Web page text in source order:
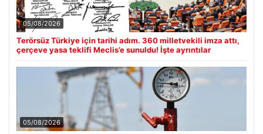
05/08/2026
Terörsüz Türkiye için tarihi adım. 360 milletvekili imza attı,
çerçeve yasa teklifi Meclis’e sunuldu! İşte ayrıntılar
05/08/2026